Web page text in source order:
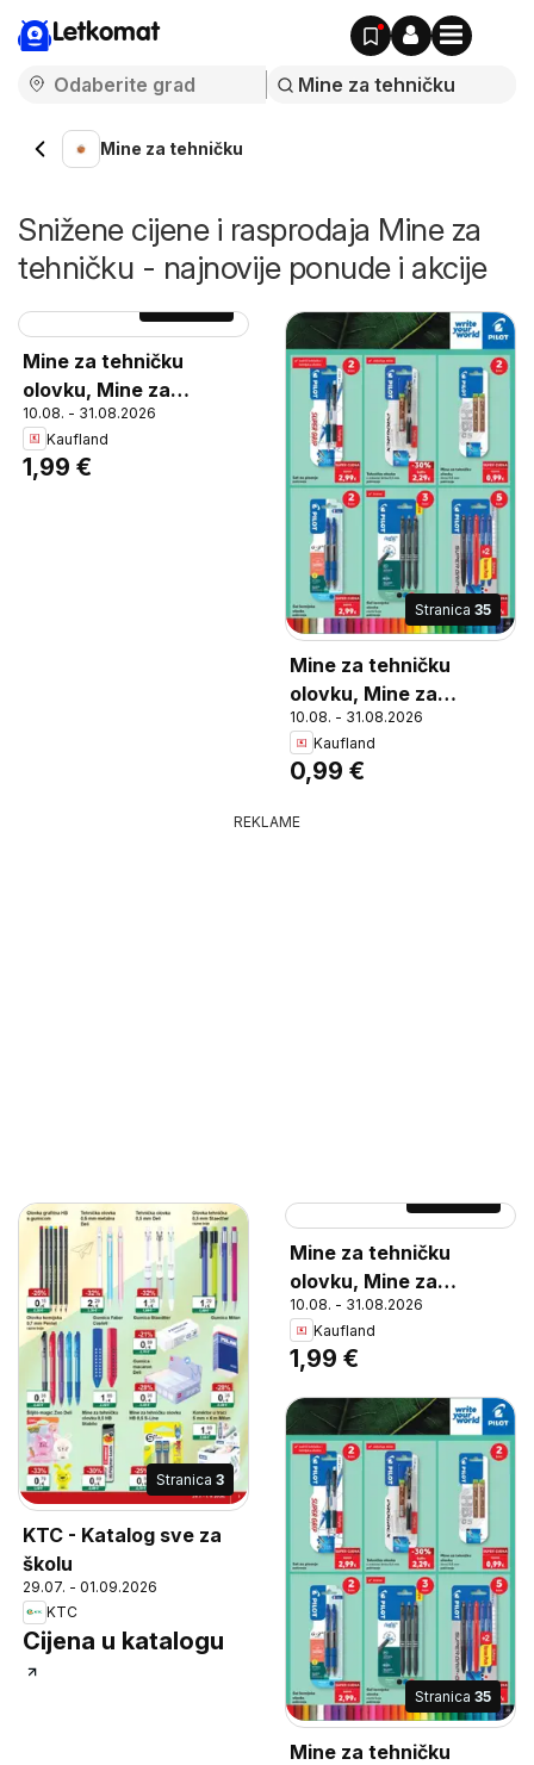
Letkomat
Mine za tehničku
Snižene cijene i rasprodaja Mine za
tehničku - najnovije ponude i akcije
Mine za tehničku
olovku, Mine za
tehničku olovku, širine
0,5 mm pakiranje
10.08. - 31.08.2026
Kaufland
1,99 €
Stranica 35
Mine za tehničku
olovku, Mine za
tehničku olovku širina
0,5 mm pakiranje
10.08. - 31.08.2026
Kaufland
0,99 €
REKLAME
Stranica 3
KTC - Katalog sve za
školu
29.07. - 01.09.2026
KTC
Cijena u katalogu
Mine za tehničku
olovku, Mine za
tehničku olovku, širine
0,5 mm pakiranje
10.08. - 31.08.2026
Kaufland
1,99 €
Stranica 35
Mine za tehničku